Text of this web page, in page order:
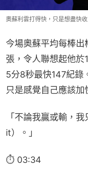
奧蘇利雲打得快，只是想盡快
今場奧蘇平均每棒出
張，令人聯想起他
5分8秒最快147紀錄
只是感覺自己應該加
「不論我贏或輸，
it）。」
⏱ 03:34